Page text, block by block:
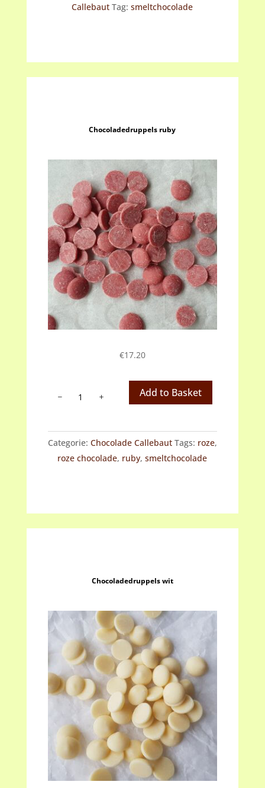
Callebaut Tag: smeltchocolade
Chocoladedruppels ruby
€17.20
Add to Basket
Categorie: Chocolade Callebaut Tags: roze,
roze chocolade, ruby,smeltchocolade
Chocoladedruppels wit